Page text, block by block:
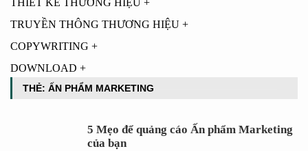
THIẾT KẾ THƯƠNG HIỆU +
TRUYỀN THÔNG THƯƠNG HIỆU +
COPYWRITING +
DOWNLOAD +
THẺ: ẤN PHẨM MARKETING
5 Mẹo để quảng cáo Ấn phẩm Marketing
của bạn